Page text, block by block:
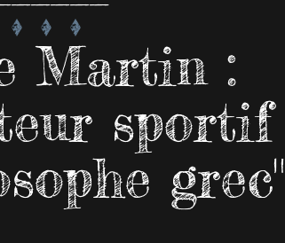
Martin :
sportif
grec"